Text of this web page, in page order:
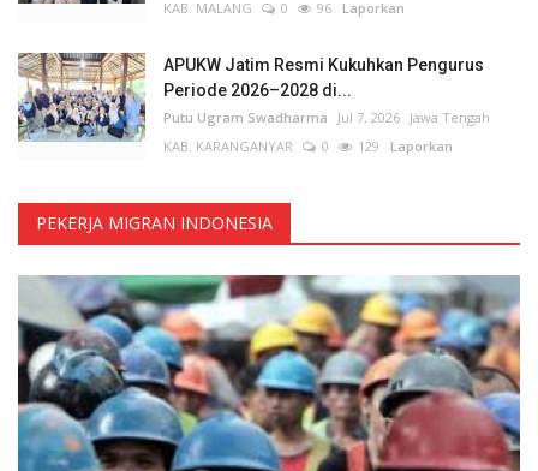
KAB. MALANG
0 96 Laporkan
APUKW Jatim Resmi Kukuhkan Pengurus
Periode 2026–2028 di...
Putu Ugram Swadharma Jul 7, 2026 Jawa Tengah
KAB. KARANGANYAR
0 129 Laporkan
PEKERJA MIGRAN INDONESIA